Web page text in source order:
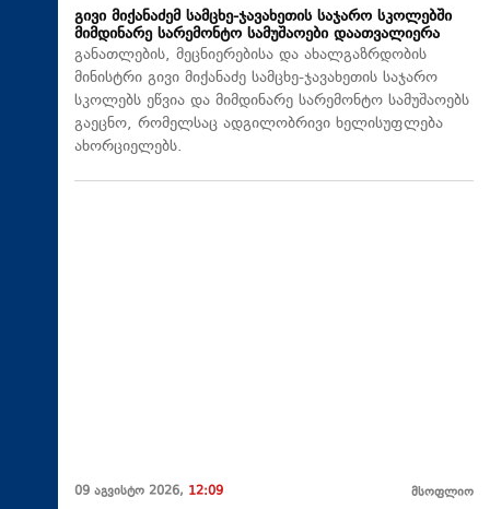
გივი მიქანაძემ სამცხე-ჯავახეთის საჯარო სკოლებში
მიმდინარე სარემონტო სამუშაოები დაათვალიერა
განათლების, მეცნიერებისა და ახალგაზრდობის
მინისტრი გივი მიქანაძე სამცხე-ჯავახეთის საჯარო
სკოლებს ეწვია და მიმდინარე სარემონტო სამუშაოებს
გაეცნო, რომელსაც ადგილობრივი ხელისუფლება
ახორციელებს.
09 აგვისტო 2026, 12:09 მსოფლიო